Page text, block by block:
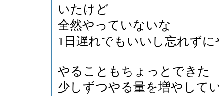
いたけど
全然やっていないな
1日遅れでもいいし忘れず
やることもちょっとできた
少しずつやる量を増やして